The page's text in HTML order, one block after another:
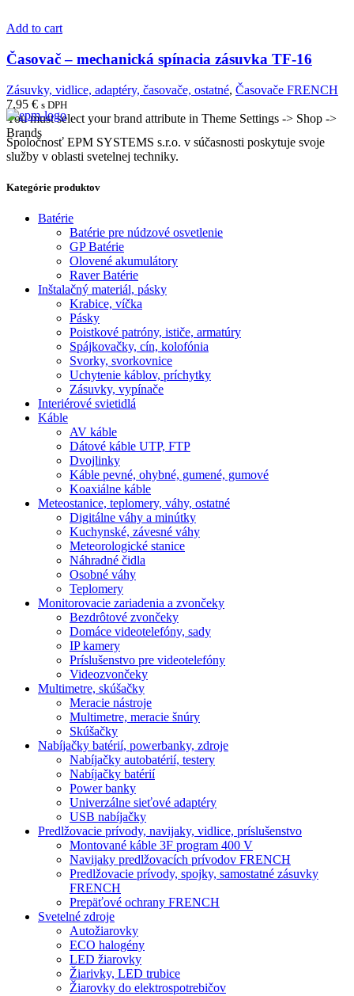
Add to cart
Časovač – mechanická spínacia zásuvka TF-16
Zásuvky, vidlice, adaptéry, časovače, ostatné, Časovače FRENCH
7,95 € s DPH
You must select your brand attribute in Theme Settings -> Shop ->
Brands
Spoločnosť EPM SYSTEMS s.r.o. v súčasnosti poskytuje svoje
služby v oblasti svetelnej techniky.
Kategórie produktov
Batérie
Batérie pre núdzové osvetlenie
GP Batérie
Olovené akumulátory
Raver Batérie
Inštalačný materiál, pásky
Krabice, víčka
Pásky
Poistkové patróny, ističe, armatúry
Spájkovačky, cín, kolofónia
Svorky, svorkovnice
Uchytenie káblov, príchytky
Zásuvky, vypínače
Interiérové svietidlá
Káble
AV káble
Dátové káble UTP, FTP
Dvojlinky
Káble pevné, ohybné, gumené, gumové
Koaxiálne káble
Meteostanice, teplomery, váhy, ostatné
Digitálne váhy a minútky
Kuchynské, závesné váhy
Meteorologické stanice
Náhradné čidla
Osobné váhy
Teplomery
Monitorovacie zariadenia a zvončeky
Bezdrôtové zvončeky
Domáce videotelefóny, sady
IP kamery
Príslušenstvo pre videotelefóny
Videozvončeky
Multimetre, skúšačky
Meracie nástroje
Multimetre, meracie šnúry
Skúšačky
Nabíjačky batérií, powerbanky, zdroje
Nabíjačky autobatérií, testery
Nabíjačky batérií
Power banky
Univerzálne sieťové adaptéry
USB nabíjačky
Predlžovacie prívody, navijaky, vidlice, príslušenstvo
Montované káble 3F program 400 V
Navijaky predlžovacích prívodov FRENCH
Predlžovacie prívody, spojky, samostatné zásuvky
FRENCH
Prepäťové ochrany FRENCH
Svetelné zdroje
Autožiarovky
ECO halogény
LED žiarovky
Žiarivky, LED trubice
Žiarovky do elektrospotrebičov